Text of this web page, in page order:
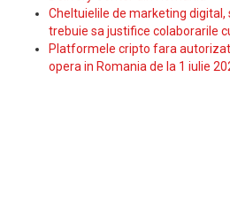
Cheltuielile de marketing digital,
trebuie sa justifice colaborarile
Platformele cripto fara
opera in Romania de la 1 iulie